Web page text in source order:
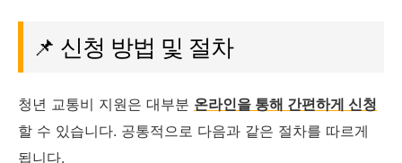
📌 신청 방법 및 절차
청년 교통비 지원은 대부분 온라인을 통해 간편하게 신청
할 수 있습니다. 공통적으로 다음과 같은 절차를 따르게
됩니다.